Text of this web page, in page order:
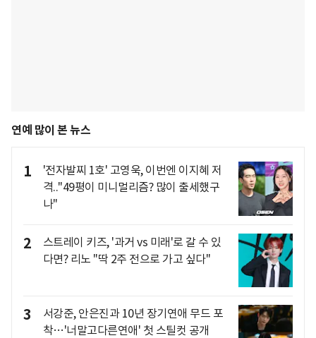
연예 많이 본 뉴스
1
'전자발찌 1호' 고영욱, 이번엔 이지혜 저
격.."49평이 미니멀리즘? 많이 출세했구
나"
2
스트레이 키즈, '과거 vs 미래'로 갈 수 있
다면? 리노 "딱 2주 전으로 가고 싶다"
3
서강준, 안은진과 10년 장기연애 무드 포
착…'너말고다른연애' 첫 스틸컷 공개